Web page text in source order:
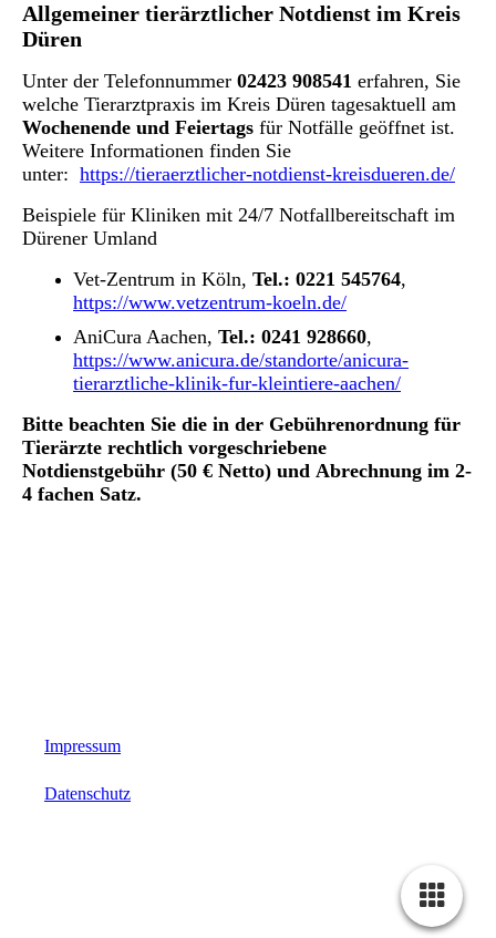
Allgemeiner tierärztlicher Notdienst im Kreis
Düren
Unter der Telefonnummer 02423 908541 erfahren, Sie
welche Tierarztpraxis im Kreis Düren tagesaktuell am
Wochenende und Feiertags für Notfälle geöffnet ist.
Weitere Informationen finden Sie
unter: https://tieraerztlicher-notdienst-kreisdueren.de/
Beispiele für Kliniken mit 24/7 Notfallbereitschaft im
Dürener Umland
Vet-Zentrum in Köln, Tel.: 0221 545764,
https://www.vetzentrum-koeln.de/
AniCura Aachen, Tel.: 0241 928660,
https://www.anicura.de/standorte/anicura-
tierarztliche-klinik-fur-kleintiere-aachen/
Bitte beachten Sie die in der Gebührenordnung für
Tierärzte rechtlich vorgeschriebene
Notdienstgebühr (50 € Netto) und Abrechnung im 2-
4 fachen Satz.
Impressum
Datenschutz